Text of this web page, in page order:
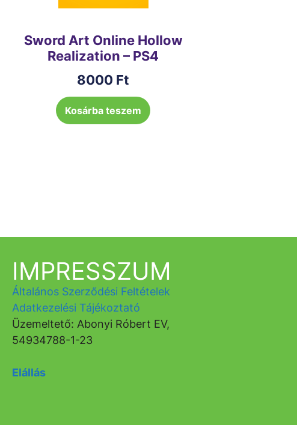
Sword Art Online Hollow
Realization – PS4
8000 Ft
Kosárba teszem
IMPRESSZUM
Általános Szerződési Feltételek
Adatkezelési Tájékoztató
Üzemeltető: Abonyi Róbert EV,
54934788-1-23
Elállás